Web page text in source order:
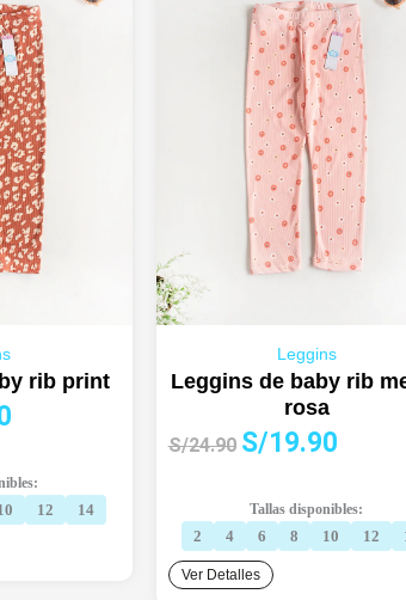
rib print
El
es:
S/19.90.
12 14
Leggins
Leggins de baby rib
rosa
S/24.90 El
era:
S/24.90.
S/19.90El
es:
S/
Tallas disponibles:
2 4 6 8 10 12
Ver Detalles